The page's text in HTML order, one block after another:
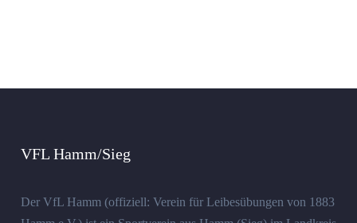
VFL Hamm/Sieg
Der VfL Hamm (offiziell: Verein für Leibesübungen von 1883